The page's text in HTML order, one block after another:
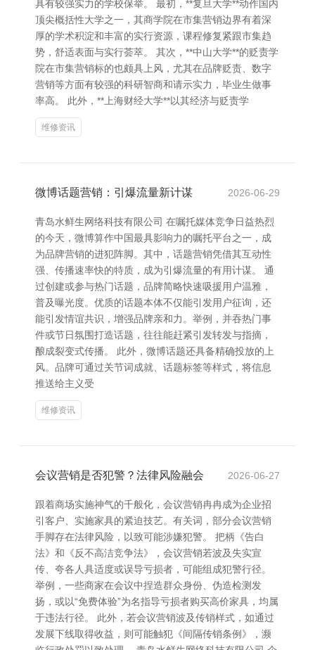
具有较强实力的学校保举。 最初，**复旦大学**动作国内
顶尖概括性大学之一，其商学院在市集营销边界有着深
厚的学术积淀和丰富的实行资源，课程修复紧跟市集趋
势，舒适表面与实行荟萃。 其次，**中山大学**的贬责学
院在市集营销标的也颇具上风，尤其在品牌贬责、数字
营销等方面有较强的科研智商和请示实力，毕业生做事
率高。 此外，**上海财经大学**以其经济与贬责学
维修资讯
微博话题营销：引爆流量新计谋 2026-06-29
青岛水鲜生网络科技有限公司 在嘱托媒体竞争日益热烈
的今天，微博算作中国最具影响力的嘱托平台之一，成
为品牌营销的进犯阵脚。其中，话题营销凭借其互动性
强、传播速率快的特质，成为引爆流量的有用计谋。 通
过创建或参与热门话题，品牌简略快速吸援用户温雅，
普及曝光度。优质的话题本体不仅能引发用户征询，还
能引发情谊共识，增强品牌亲和力。举例，并吞热门事
件或节日氛围打造话题，往往能赶紧引发转发与指摘，
酿成裂变式传播。 此外，微博话题还具备精确投放的上
风。品牌可通过关节词成就、话题标签等样式，将信息
推送给主义受
维修资讯
会议营销是否犯警？法律风险融会 2026-06-27
跟着商场实施神气的千般化，会议营销冉冉成为企业招
引客户、实施家具的紧迫技艺。有关词，部分会议营销
手脚存在法律风险，以致可能涉嫌犯警。 把柄《告白
法》和《反不高洁竞争法》，会议营销若波及失实宣
传、夸各人具适度或误导亏损者，可能组成犯警行径。
举例，一些商家在会议中捏造群众身份、伪造检测发
扬，或以“免费体验”为名指导亏损者购买高价家具，均属
于违法行径。 此外，若会议营销波及传销样式，如通过
发展下线取得收益，则可能触犯《间隔传销条例》，濒